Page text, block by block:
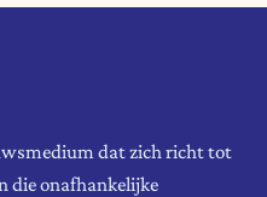
dat zich richt tot
die onafhankelijke